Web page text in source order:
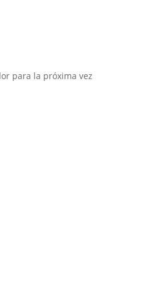
para la próxima vez